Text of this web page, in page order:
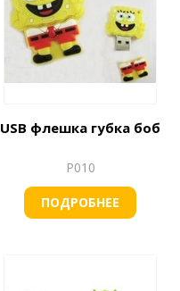
USB флешка губка боб
Р010
ПОДРОБНЕЕ